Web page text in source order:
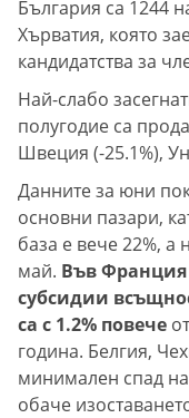
България са 1244
Хърватия, която
кандидатства за
Най-слабо
полугодие са
Швеция (-25.1%),
Данните за юни
основни пазари,
база е вече 22%, а
май. Във
субсидии
са с 1.2% повече
година. Белгия,
минимален спад
обаче